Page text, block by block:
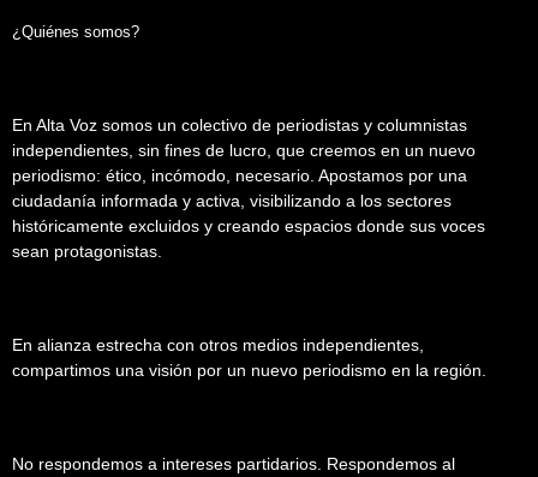
¿Quiénes somos?
En Alta Voz somos un colectivo de periodistas y columnistas
independientes, sin fines de lucro, que creemos en un nuevo
periodismo: ético, incómodo, necesario. Apostamos por una
ciudadanía informada y activa, visibilizando a los sectores
históricamente excluidos y creando espacios donde sus voces
sean protagonistas.
En alianza estrecha con otros medios independientes,
compartimos una visión por un nuevo periodismo en la región.
No respondemos a intereses partidarios. Respondemos al